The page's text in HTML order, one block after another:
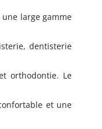
large gamme
dentisterie
orthodontie. Le
et une